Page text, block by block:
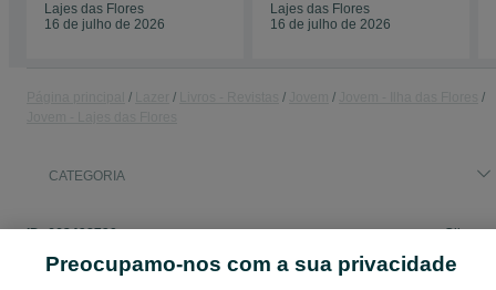
Lajes das Flores
16 de julho de 2026
Lajes das Flores
16 de julho de 2026
CATEGORIA
ID:663498790 Cliques:
Preocupamo-nos com a sua privacidade